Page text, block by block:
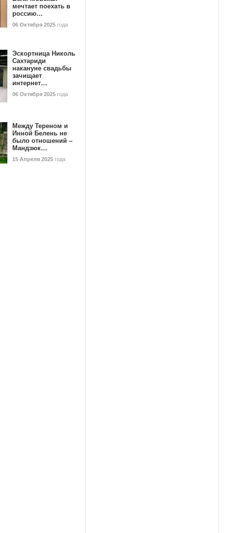
мечтает поехать в
россию…
06 Октября 2025 года
Эскортница Николь
Сахтариди
накануне свадьбы
зачищает
интернет…
06 Октября 2025 года
Между Тереном и
Инной Белень не
было отношений –
Мандзюк…
15 Апреля 2025 года